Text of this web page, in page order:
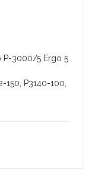
P-3000/5 Ergo 5
P3140-100,